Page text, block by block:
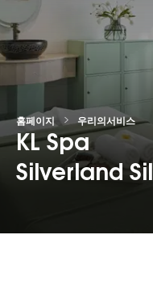
홈페이지 우리의서비스
KL Spa
Silverland Sil